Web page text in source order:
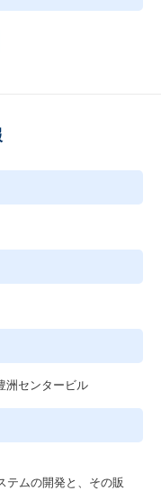
洲センタービル
テムの開発と、その販